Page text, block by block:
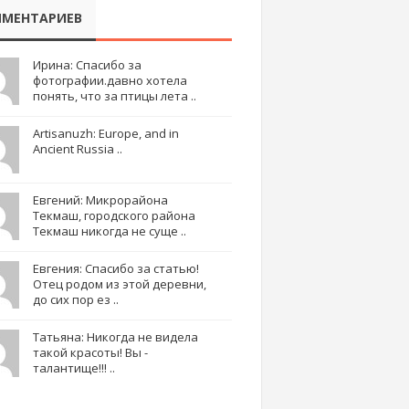
Ирина: Спасибо за
фотографии.давно хотела
понять, что за птицы лета ..
Artisanuzh: Europe, and in
Ancient Russia ..
Евгений: Микрорайона
Текмаш, городского района
Текмаш никогда не суще ..
Евгения: Спасибо за статью!
Отец родом из этой деревни,
до сих пор ез ..
Татьяна: Никогда не видела
такой красоты! Вы -
талантище!!! ..